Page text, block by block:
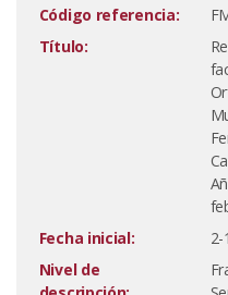
Código referencia:
Título:
Fecha inicial:
2-
Nivel de